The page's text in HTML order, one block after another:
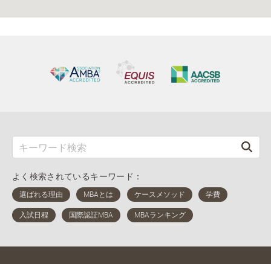
よく検索されているキーワード：